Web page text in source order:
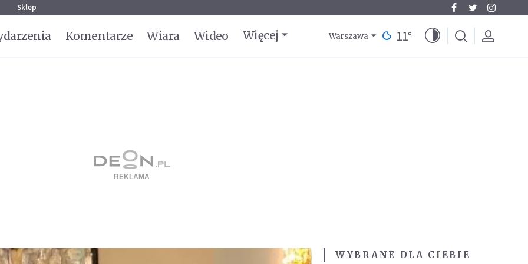
Sklep
Komentarze Wiara Wideo Więcej Warszawa 11°
WYBRANE DLA CIEBIE